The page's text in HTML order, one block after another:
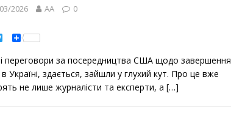
2026 AA 0
t
t
e
r
S
h
r
e
переговори за посередництва США щодо завершення
в Україні, здається, зайшли у глухий кут. Про це вже
не лише журналісти та експерти, а […]